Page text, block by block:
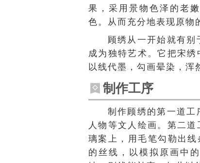
果，采用景物色泽的老
色。从而充分地表现原物
顾绣从一开始就有别
成为独特艺术。它把宋绣
以线代墨，勾画晕染，浑
制作工序
制作顾绣的第一道工
人物等文人绘画。第二
璃案上，用毛笔勾勒出
的丝线，以模拟原画中